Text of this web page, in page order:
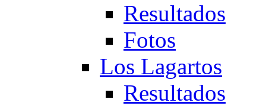
Resultados
Fotos
Los Lagartos
Resultados